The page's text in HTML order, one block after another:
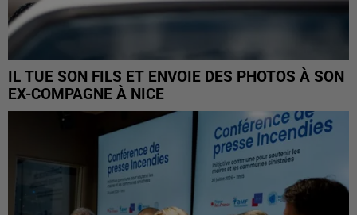
IL TUE SON FILS ET ENVOIE DES PHOTOS À SON
EX-COMPAGNE À NICE